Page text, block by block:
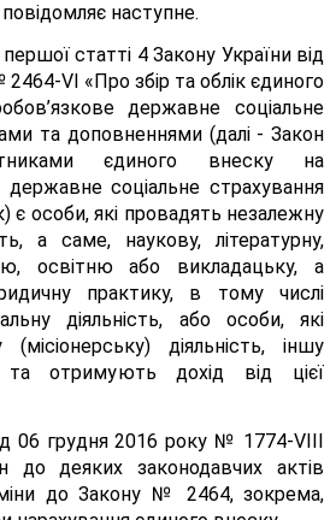
наступне.
статті 4 Закону України від
VI «Про збір та облік єдиного
державне соціальне
та доповненнями (далі - Закон
єдиного внеску на
державне соціальне страхування
є особи, які провадять незалежну
а саме, наукову, літературну,
освітню або викладацьку, а
практику, в тому числі
діяльність, або особи, які
(місіонерську) діяльність, іншу
та отримують дохід від цієї
06 грудня 2016 року № 1774-VIII
до деяких законодавчих актів
до Закону № 2464, зокрема,